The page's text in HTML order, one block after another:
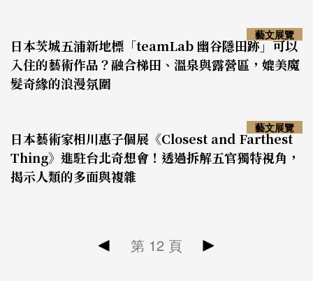
日本茨城五浦新地標「teamLab 幽谷隱田跡」可以
入住的藝術作品？融合梯田、溫泉與露營區，媲美魔
髮奇緣的浪漫氛圍
藝文展覽
日本藝術家相川惠子個展《Closest and Farthest
Thing》進駐台北奇想會！透過拆解五官獨特視角，
揭示人類的多面與複雜
藝文展覽
第 12 頁